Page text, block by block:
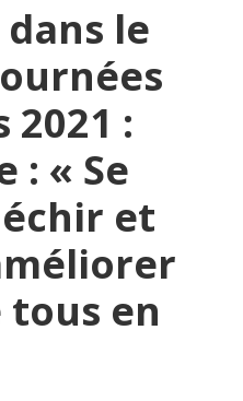
le
2021 :
: « Se
et
tous en